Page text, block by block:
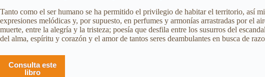
Tanto como el ser humano se ha permitido el privilegio de habitar el territorio, así
expresiones melódicas y, por supuesto, en perfumes y armonías arrastradas por el
muerte, entre la alegría y la tristeza; poesía que desfila entre los susurros del
del alma, espíritu y corazón y el amor de tantos seres deambulantes en busca de
Consulta este
libro